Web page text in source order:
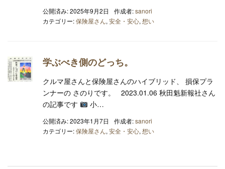
公開済み: 2025年9月2日 作成者:sanori
カテゴリー:保険屋さん,安全・安心,想い
学ぶべき側のどっち。
クルマ屋さんと保険屋さんのハイブリッド、 損保プラ
ンナーの さのりです。 2023.01.06 秋田魁新報社さん
の記事です
小…
公開済み: 2023年1月7日 作成者:sanori
カテゴリー:保険屋さん, 安全・安心, 想い